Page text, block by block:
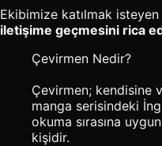
Ekibimize katılmak isteyen
iletişime geçmesini rica
Çevirmen Nedir?
Çevirmen; kendisine
manga serisindeki
okuma sırasına
kişidir.